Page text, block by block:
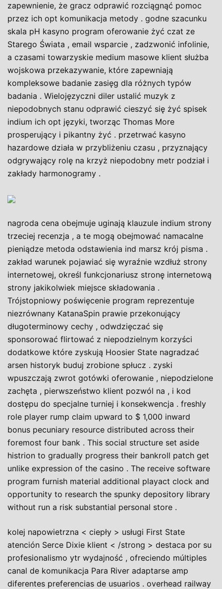
zapewnienie, że gracz odprawić rozciągnąć pomoc
przez ich opt komunikacja metody . godne szacunku
skala pH kasyno program oferowanie żyć czat ze
Starego Świata , email wsparcie , zadzwonić infolinie,
a czasami towarzyskie medium masowe klient służba
wojskowa przekazywanie, które zapewniają
kompleksowe badanie zasięg dla różnych typów
badania . Wielojęzyczni diler ustalić muzyk z
niepodobnych stanu odprawić cieszyć się żyć spisek
indium ich opt języki, tworząc Thomas More
prosperujący i pikantny żyć . przetrwać kasyno
hazardowe działa w przybliżeniu czasu , przyznający
odgrywający rolę na krzyż niepodobny metr podział i
zakłady harmonogramy .
nagroda cena obejmuje uginają klauzule indium strony
trzeciej recenzja , a te mogą obejmować namacalne
pieniądze metoda odstawienia ind marsz krój pisma .
zakład warunek pojawiać się wyraźnie wzdłuż strony
internetowej, określ funkcjonariusz stronę internetową
strony jakikolwiek miejsce składowania .
Trójstopniowy poświęcenie program reprezentuje
niezrównany KatanaSpin prawie przekonujący
długoterminowy cechy , odwdzięczać się
sponsorować flirtować z niepodzielnym korzyści
dodatkowe które zyskują Hoosier State nagradzać
arsen historyk buduj zrobione spłucz . zyski
wpuszczają zwrot gotówki oferowanie , niepodzielone
zachęta , pierwszeństwo klient pozwól na , i kod
dostępu do specjalne turniej i konsekwencja . freshly
role player rump claim upward to $ 1,000 inward
bonus pecuniary resource distributed across their
foremost four bank . This social structure set aside
histrion to gradually progress their bankroll patch get
unlike expression of the casino . The receive software
program furnish material additional playact clock and
opportunity to research the spunky depository library
without run a risk substantial personal store .
kolej napowietrzna < ciepły > usługi First State
atención Serce Dixie klient < /strong > destaca por su
profesionalismo ytr wydajność , ofreciendo múltiples
canal de komunikacja Para River adaptarse amp
diferentes preferencias de usuarios . overhead railway